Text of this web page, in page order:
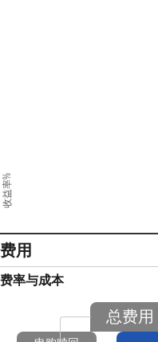
收益率%
费用
费率与成本
总费用